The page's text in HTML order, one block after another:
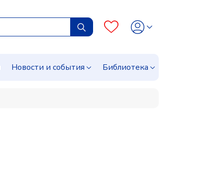
Новости и события Библиотека